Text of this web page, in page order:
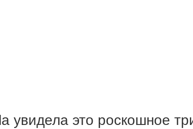
увидела это роскошное